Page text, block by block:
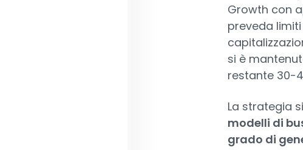
Growth con
preveda
si è
restante 30-
La strategia
modelli di
grado di